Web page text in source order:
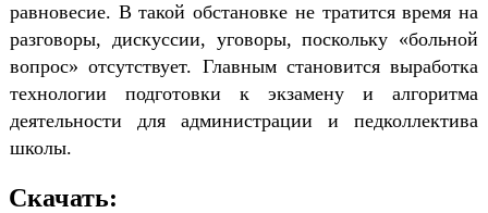
равно­весие. В такой обстановке не тратит­ся время на
разговоры, дискуссии, уговоры, поскольку «больной
вопрос» отсутствует. Главным становится выработка
технологии подготовки к экзамену и алгоритма
деятельности для админист­рации и педколлектива
школы.
Скачать: